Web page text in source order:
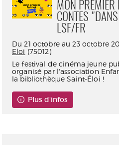
MON
CONTES
LSF/FR
Du 21 octobre au 23 octobre
Eloi (75012)
Le festival de cinéma jeune
organisé par l'association
la bibliothèque Saint-Éloi !
Plus d'infos